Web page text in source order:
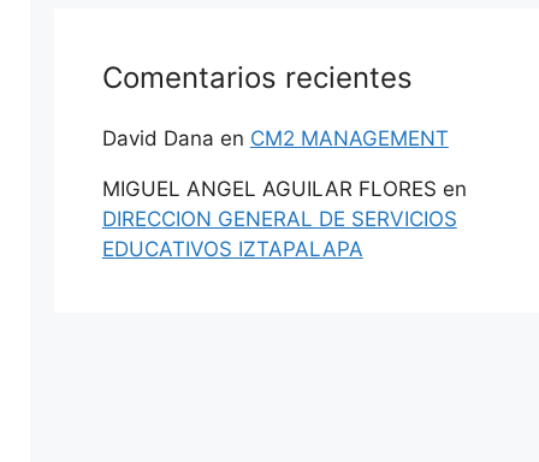
Comentarios recientes
David Dana en CM2 MANAGEMENT
MIGUEL ANGEL AGUILAR FLORES en
DIRECCION GENERAL DE SERVICIOS
EDUCATIVOS IZTAPALAPA